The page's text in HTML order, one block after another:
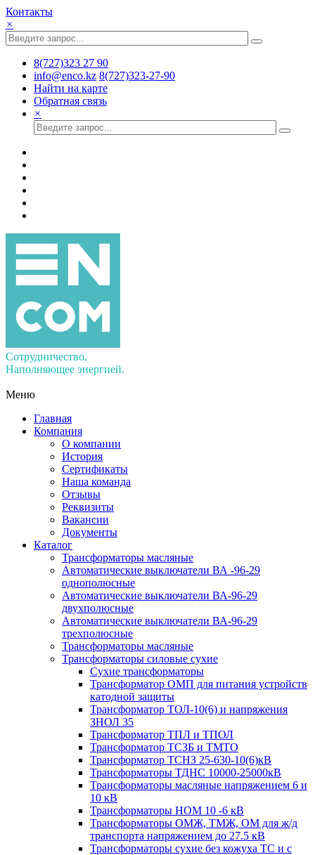
Контакты
×
8(727)323 27 90
info@enco.kz 8(727)323-27-90
Найти на карте
Обратная связь
×
Сотрудничество,
Наполняющее энергией.
Меню
Главная
Компания
О компании
История
Сертификаты
Наша команда
Отзывы
Реквизиты
Вакансии
Документы
Каталог
Трансформаторы масляные
Автоматические выключатели ВА -96-29
однополюсные
Автоматические выключатели ВА-96-29
двухполюсные
Автоматические выключатели ВА-96-29
трехполюсные
Трансформаторы масляные
Трансформаторы силовые сухие
Сухие трансформаторы
Трансформатор ОМП для питания устройств
катодной защиты
Трансформатор ТОЛ-10(6) и напряжения
ЗНОЛ 35
Трансформатор ТПЛ и ТПОЛ
Трансформатор ТСЗБ и ТМТО
Трансформатор ТСНЗ 25-630-10(6)кВ
Трансформаторы ТДНС 10000-25000кВ
Трансформаторы масляные напряжением 6 и
10 кВ
Трансформаторы НОМ 10 -6 кВ
Трансформаторы ОМЖ, ТМЖ, ОМ для ж/д
транспорта напряжением до 27.5 кВ
Трансформаторы сухие без кожуха ТС и с